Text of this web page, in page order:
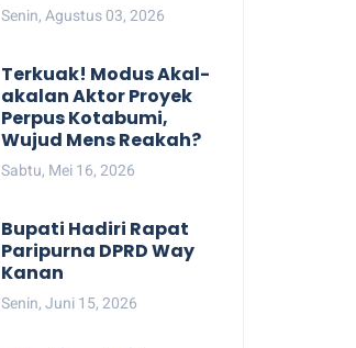
Senin, Agustus 03, 2026
Terkuak! Modus Akal-
akalan Aktor Proyek
Perpus Kotabumi,
Wujud Mens Reakah?
Sabtu, Mei 16, 2026
Bupati Hadiri Rapat
Paripurna DPRD Way
Kanan
Senin, Juni 15, 2026